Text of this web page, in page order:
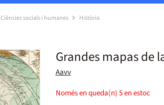
Ciències socials i humanes Història
Grandes mapas de
Aavv
Només en queda(n)5en estoc